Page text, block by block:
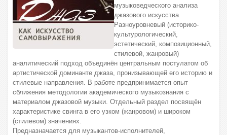
музыковедческого анализа
джазового искусства.
Разноуровневый (историко-
культурологический,
эстетический, композиционный,
стилевой, жанровый)
аналитический подход объединён центральным постулатом об
артистической доминанте джаза, пронизывающей его историю и
стилевые направления. В работе предпринимается опыт
сближения методологии академического музыкознания с
материалом джазовой музыки. Отдельный раздел посвящён
характеристике свинга в его узком (жанровом) и широком
(стилевом) значениях.
Предназначается для музыкантов-исполнителей,